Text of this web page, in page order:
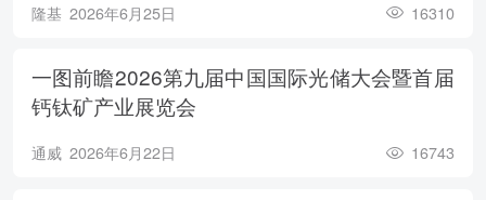
隆基 2026年6月25日 16310
一图前瞻2026第九届中国国际光储大会暨首届
钙钛矿产业展览会
通威 2026年6月22日 16743